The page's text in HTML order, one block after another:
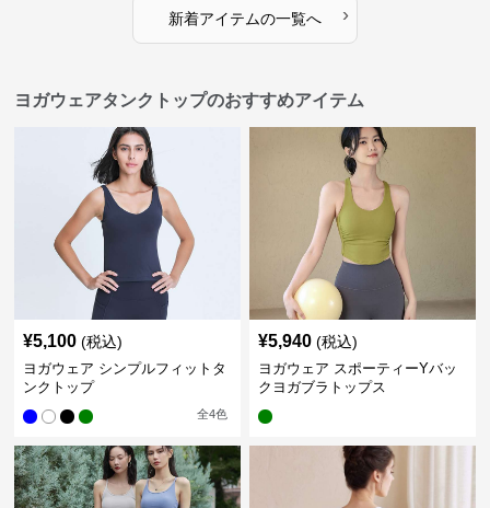
新着アイテムの一覧へ ›
ヨガウェアタンクトップのおすすめアイテム
¥5,100 (税込)
ヨガウェア シンプルフィットタ
ンクトップ
全4色
¥5,940 (税込)
ヨガウェア スポーティーYバッ
クヨガブラトップス